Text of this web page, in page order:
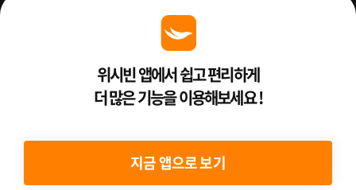
Venture Enterprise위시빈 앱에서 쉽고 편리하게
더 많은 기능을 이용해보세요 !
지금 앱으로 보기